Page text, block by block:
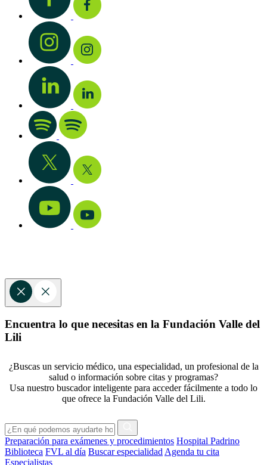
Encuentra lo que necesitas en la Fundación Valle del
Lili
¿Buscas un servicio médico, una especialidad, un profesional de la
salud o información sobre citas y programas?
Usa nuestro buscador inteligente para acceder fácilmente a todo lo
que ofrece la Fundación Valle del Lili.
Preparación para exámenes y procedimientos Hospital Padrino
Biblioteca FVL al día Buscar especialidad Agenda tu cita
Especialistas